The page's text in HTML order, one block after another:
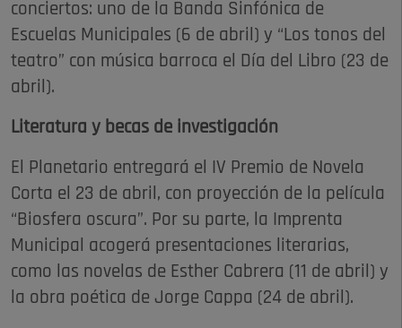
conciertos: uno de la Banda Sinfónica de
Escuelas Municipales (6 de abril) y “Los tonos del
teatro” con música barroca el Día del Libro (23 de
abril).
Literatura y becas de investigación
El Planetario entregará el IV Premio de Novela
Corta el 23 de abril, con proyección de la película
“Biosfera oscura”. Por su parte, la Imprenta
Municipal acogerá presentaciones literarias,
como las novelas de Esther Cabrera (11 de abril) y
la obra poética de Jorge Cappa (24 de abril).